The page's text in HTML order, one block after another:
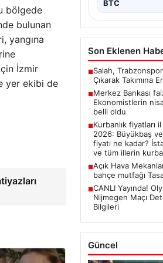
bölgede
bulunan
yangına
İzmir
yer ekibi de
BTC
Son Eklenen
■Salah,
Çıkarak Takımına
■Merkez Bankası
Ekonomistlerin
belli oldu
■Kurbanlık fiyatları
2026: Büyükbaş
fiyatı ne kadar?
ve tüm illerin
■Açık Hava
bahçe mutfağı
■CANLI Yayında!
Nijmegen Maçı
Bilgileri
Güncel